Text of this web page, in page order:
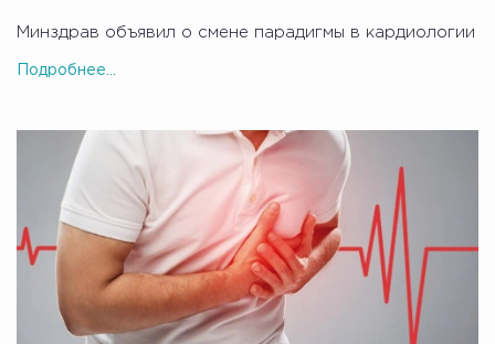
Минздрав объявил о смене парадигмы в кардиологии
Подробнее...